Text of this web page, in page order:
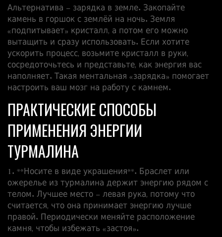
Альтернатива – зарядка в земле. Закопайте
камень в горшок с землёй на ночь. Земля
«подпитывает» кристалл, а потом его можно
вытащить и сразу использовать. Если хотите
ускорить процесс, возьмите кристалл в руки,
сосредоточьтесь и представьте, как энергия вас
наполняет. Такая ментальная «зарядка» помогает
настроить ваш мозг на работу с камнем.
ПРАКТИЧЕСКИЕ СПОСОБЫ
ПРИМЕНЕНИЯ ЭНЕРГИИ
ТУРМАЛИНА
1. **Носите в виде украшения**. Браслет или
ожерелье из турмалина держит энергию рядом с
телом. Лучшее место – левая рука, потому что
считается, что она принимает энергию лучше
правой. Периодически меняйте расположение
камня, чтобы избежать «застоя».